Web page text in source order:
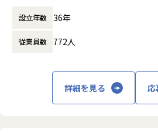
整。
・勉強会・交流会を年2回実施
【業務の変更の範囲】
会社の定める範囲
コンサルティングを主軸にイノベーシ
リノベートすることで社会に貢献しま
企業競争力を向上させる
チ開発やコンサルティン
スを提供しています。ク
ード開発を柱とし、業務
設立年数 36年
従業員数 772人
詳細を見る 応